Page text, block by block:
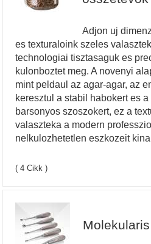
Adjon uj
es texturaloink szeles
technologiai tisztasaguk es
kulonboztet meg. A novenyi
mint peldaul az agar-agar, az
keresztul a stabil habokert es
barsonyos szoszokert, ez a
valaszteka a modern
nelkulozhetetlen eszkozeit
( 4 Cikk )